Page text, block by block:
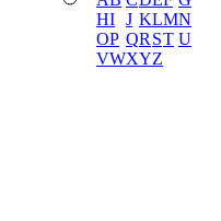
HI J KLMN
OP QR ST U
VWXYZ